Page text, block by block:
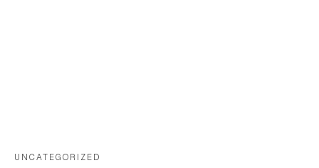
UNCATEGORIZED